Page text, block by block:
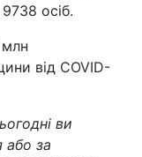
осіб.
від COVID-
ви
або за